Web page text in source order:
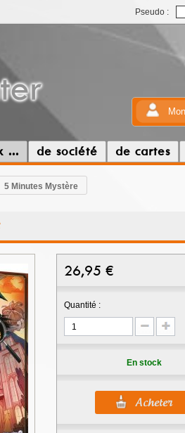
Pseudo :
... de société de cartes
5 Minutes Mystère
26,95 €
Quantité :
En stock